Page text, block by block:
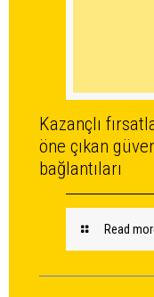
Kazançlı
öne çıkan
bağlantıları
Read